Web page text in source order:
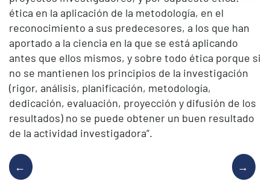
ética en la aplicación de la metodología, en el
reconocimiento a sus predecesores, a los que han
aportado a la ciencia en la que se está aplicando
antes que ellos mismos, y sobre todo ética porque si
no se mantienen los principios de la investigación
(rigor, análisis, planificación, metodología,
dedicación, evaluación, proyección y difusión de los
resultados) no se puede obtener un buen resultado
de la actividad investigadora”.